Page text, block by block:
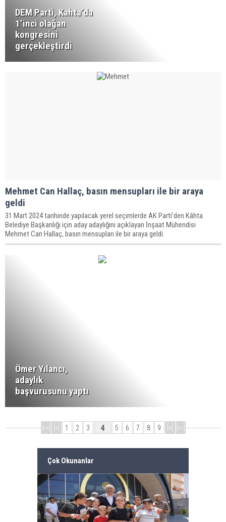
DEM Parti, Kahta’da
1’inci olağan
kongresini
gerçekleştirdi
Mehmet Can Hallaç, basın mensupları ile bir araya
geldi
31 Mart 2024 tarihinde yapılacak yerel seçimlerde AK Parti’den Kâhta
Belediye Başkanlığı için aday adaylığını açıklayan İnşaat Mühendisi
Mehmet Can Hallaç, basın mensupları ile bir araya geldi.
Ömer Yılancı,
adaylık
başvurusunu yaptı
[««] [«] 1 2 3 4 5 6 7 8 9 [»] [»»]
Çok Okunanlar